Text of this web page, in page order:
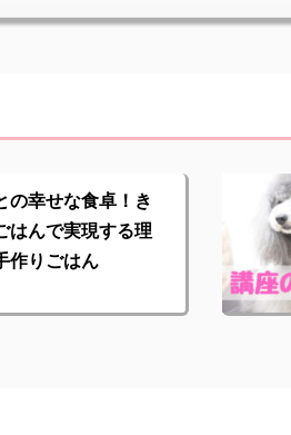
の幸せな食卓！き
はんで実現する理
作りごはん